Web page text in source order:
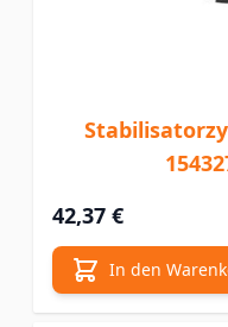
42,37 €
In den